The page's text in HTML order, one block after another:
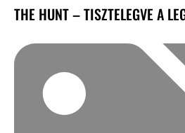
THE HUNT – TISZTELEGVE A